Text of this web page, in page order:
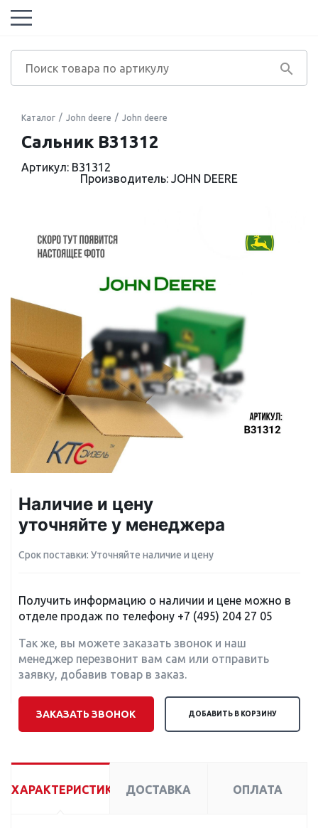
Каталог John deere John deere
Сальник B31312
Артикул: B31312
Производитель: JOHN DEERE
Наличие и цену
уточняйте у менеджера
Срок поставки: Уточняйте наличие и цену
Получить информацию о наличии и цене можно в
отделе продаж по телефону +7 (495) 204 27 05
Так же, вы можете заказать звонок и наш
менеджер перезвонит вам сам или отправить
заявку, добавив товар в заказ.
ЗАКАЗАТЬ ЗВОНОК ДОБАВИТЬ В КОРЗИНУ
ХАРАКТЕРИСТИКИ ДОСТАВКА ОПЛАТА